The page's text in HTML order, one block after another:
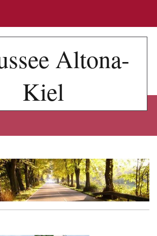
Altona-
Kiel